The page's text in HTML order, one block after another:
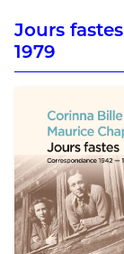
et a été
jalouse,
face à la
rapport
hommes
Jours
1979